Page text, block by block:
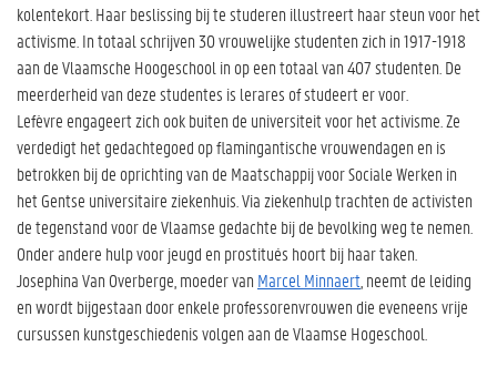
kolentekort. Haar beslissing bij te studeren illustreert haar steun voor het
activisme. In totaal schrijven 30 vrouwelijke studenten zich in 1917-1918
aan de Vlaamsche Hoogeschool in op een totaal van 407 studenten. De
meerderheid van deze studentes is lerares of studeert er voor.
Lefèvre engageert zich ook buiten de universiteit voor het activisme. Ze
verdedigt het gedachtegoed op flamingantische vrouwendagen en is
betrokken bij de oprichting van de Maatschappij voor Sociale Werken in
het Gentse universitaire ziekenhuis. Via ziekenhulp trachten de activisten
de tegenstand voor de Vlaamse gedachte bij de bevolking weg te nemen.
Onder andere hulp voor jeugd en prostitués hoort bij haar taken.
Josephina Van Overberge, moeder van Marcel Minnaert , neemt de leiding
en wordt bijgestaan door enkele professorenvrouwen die eveneens vrije
cursussen kunstgeschiedenis volgen aan de Vlaamse Hogeschool.